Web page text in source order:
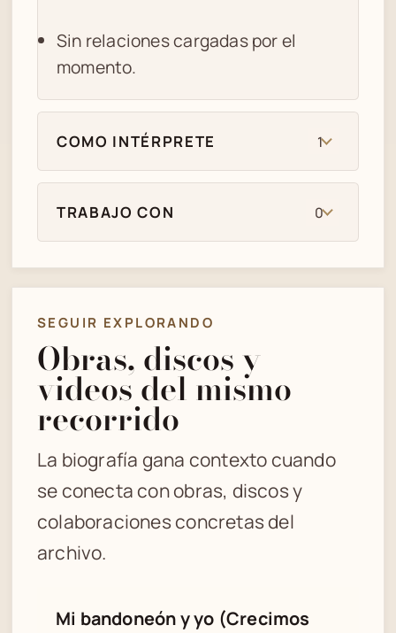
Sin relaciones cargadas por el
momento.
COMO INTÉRPRETE 1
TRABAJO CON 0
SEGUIR EXPLORANDO
Obras, discos y
videos del mismo
recorrido
La biografía gana contexto cuando
se conecta con obras, discos y
colaboraciones concretas del
archivo.
Mi bandoneón y yo (Crecimos